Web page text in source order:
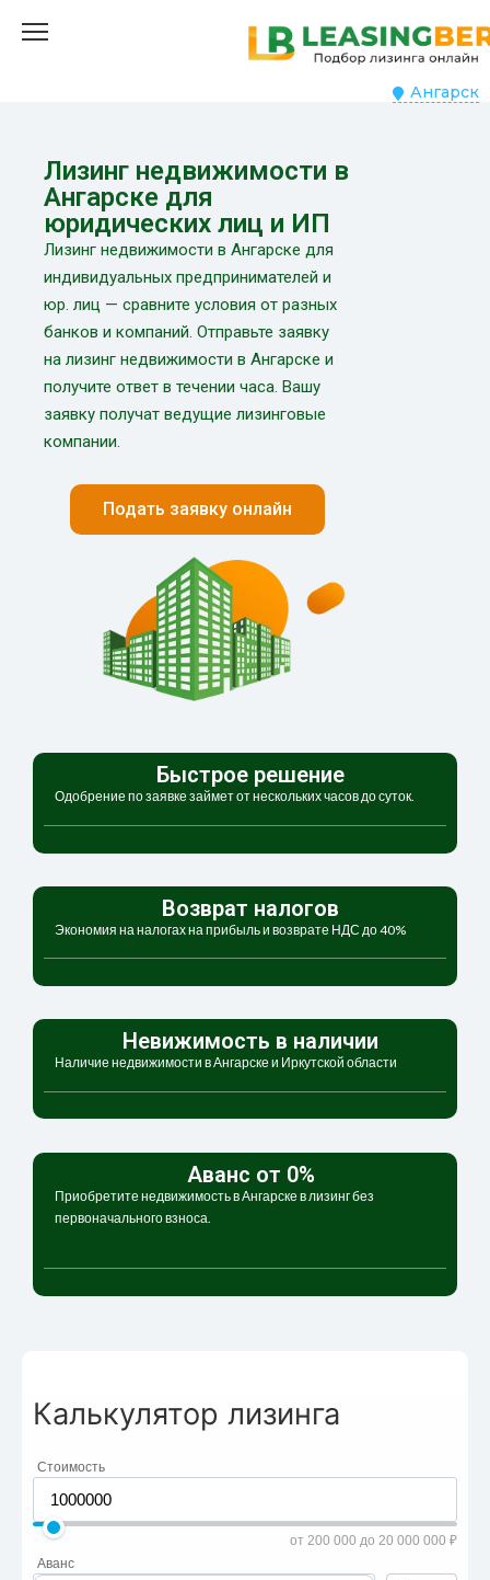
Ангарск
Лизинг недвижимости в
Ангарске для
юридических лиц и ИП
Лизинг недвижимости в Ангарске для
индивидуальных предпринимателей и
юр. лиц — сравните условия от разных
банков и компаний. Отправьте заявку
на лизинг недвижимости в Ангарске и
получите ответ в течении часа. Вашу
заявку получат ведущие лизинговые
компании.
Подать заявку онлайн
Быстрое решение
Одобрение по заявке займет от нескольких часов до суток.
Возврат налогов
Экономия на налогах на прибыль и возврате НДС до 40%
Невижимость в наличии
Наличие недвижимости в Ангарске и Иркутской области
Аванс от 0%
Приобретите недвижимость в Ангарске в лизинг без
первоначального взноса.
Калькулятор лизинга
Стоимость
от 200 000 до 20 000 000 ₽
Аванс